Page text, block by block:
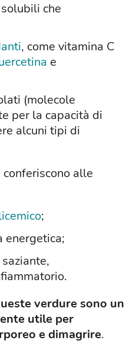
che
, come vitamina C
e
(molecole
per la capacità di
alcuni tipi di
alle
;
energetica;
verdure sono un
utile per
e dimagrire.